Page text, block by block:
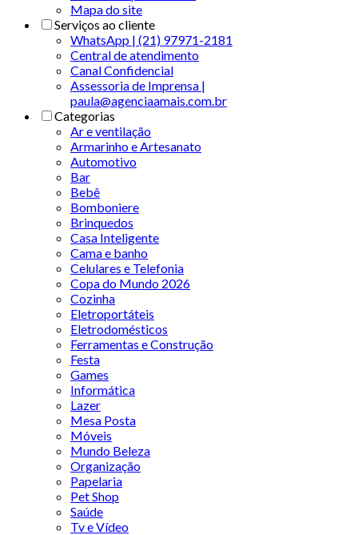
Mapa do site
Serviços ao cliente
WhatsApp | (21) 97971-2181
Central de atendimento
Canal Confidencial
Assessoria de Imprensa |
paula@agenciaamais.com.br
Categorias
Ar e ventilação
Armarinho e Artesanato
Automotivo
Bar
Bebê
Bomboniere
Brinquedos
Casa Inteligente
Cama e banho
Celulares e Telefonia
Copa do Mundo 2026
Cozinha
Eletroportáteis
Eletrodomésticos
Ferramentas e Construção
Festa
Games
Informática
Lazer
Mesa Posta
Móveis
Mundo Beleza
Organização
Papelaria
Pet Shop
Saúde
Tv e Vídeo